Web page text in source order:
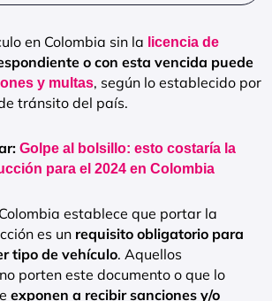
en Colombia sin la licencia de
o con esta vencida puede
y multas, según lo establecido por
tránsito del país.
Golpe al bolsillo: esto costaría la
para el 2024 en Colombia
establece que portar la
es un requisito obligatorio para
tipo de vehículo. Aquellos
porten este documento o que lo
exponen a recibir sanciones y/o